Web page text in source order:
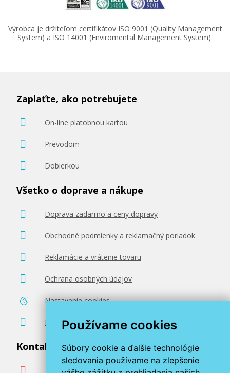
Používame cookies
Súbory cookie a ďalšie technológie
sledovania používame na zlepšenie
Výrobca je držiteľom certifikátov ISO 9001 (Quality Management
System) a ISO 14001 (Enviromental Management System).
Zaplaťte, ako potrebujete
On-line platobnou kartou
Prevodom
Dobierkou
Všetko o doprave a nákupe
Doprava zadarmo a ceny dopravy
Obchodné podmienky a reklamačný poriadok
Reklamácie a vrátenie tovaru
Ochrana osobných údajov
Nastavenie cookies
Poradenstvo zadarmo
Kontaktujte nás
info@miroluk.sk